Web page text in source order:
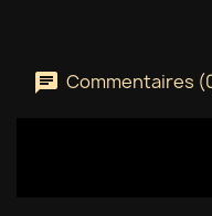
Commentaires